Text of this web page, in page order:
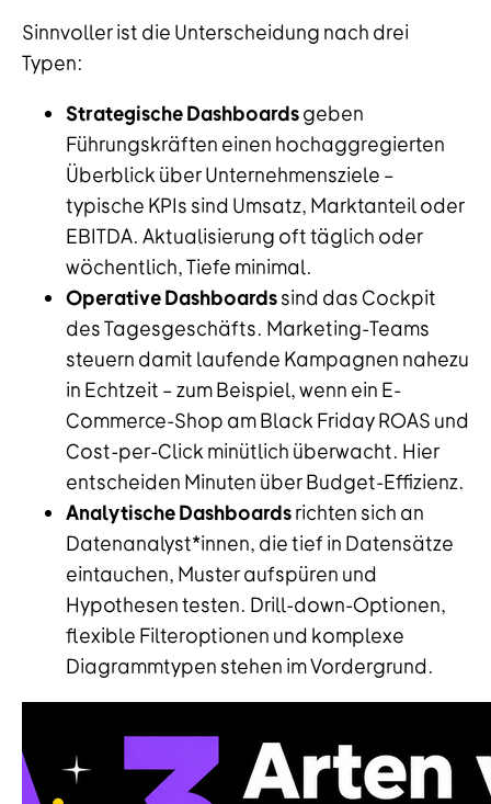
Sinnvoller ist die Unterscheidung nach drei
Typen:
Strategische Dashboardsgeben
Führungskräften einen hochaggregierten
Überblick über Unternehmensziele –
typische KPIs sind Umsatz, Marktanteil oder
EBITDA. Aktualisierung oft täglich oder
wöchentlich, Tiefe minimal.
Operative Dashboardssind das Cockpit
des Tagesgeschäfts. Marketing-Teams
steuern damit laufende Kampagnen nahezu
in Echtzeit – zum Beispiel, wenn ein E-
Commerce-Shop am Black Friday ROAS und
Cost-per-Click minütlich überwacht. Hier
entscheiden Minuten über Budget-Effizienz.
Analytische Dashboardsrichten sich an
Datenanalyst*innen, die tief in Datensätze
eintauchen, Muster aufspüren und
Hypothesen testen. Drill-down-Optionen,
flexible Filteroptionen und komplexe
Diagrammtypen stehen im Vordergrund.